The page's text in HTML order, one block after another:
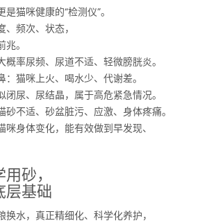
猫咪健康的“检测仪”。
频次、状态，
。
率尿频、尿道不适、轻微膀胱炎。
猫咪上火、喝水少、代谢差。
尿、尿结晶，属于高危紧急情况。
不适、砂盆脏污、应激、身体疼痛。
身体变化，能有效做到早发现、
砂，
层基础
水，真正精细化、科学化养护，